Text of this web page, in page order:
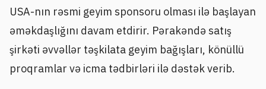
USA-nın rəsmi geyim sponsoru olması ilə başlayan
əməkdaşlığını davam etdirir. Pərakəndə satış
şirkəti əvvəllər təşkilata geyim bağışları, könüllü
proqramlar və icma tədbirləri ilə dəstək verib.